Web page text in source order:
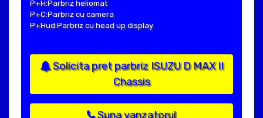
P+H:Parbriz heliomat
P+C:Parbriz cu camera
P+Hud:Parbriz cu head up display
Solicita pret parbriz ISUZU D MAX II
Chassis
Suna vanzatorul